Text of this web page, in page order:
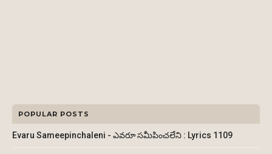
POPULAR POSTS
Evaru Sameepinchaleni - ఎవరూ సమీపించలేని : Lyrics 1109